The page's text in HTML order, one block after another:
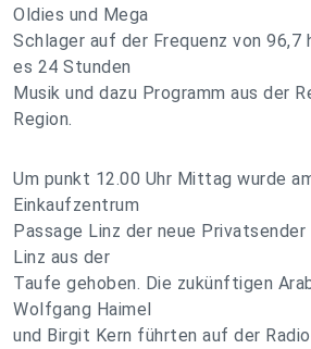
Oldies und Mega
Schlager auf der Frequenz von 96,7
es 24 Stunden
Musik und dazu Programm aus der
Region.
Um punkt 12.00 Uhr Mittag wurde
Einkaufzentrum
Passage Linz der neue Privatsender
Linz aus der
Taufe gehoben. Die zukünftigen
Wolfgang Haimel
und Birgit Kern führten auf der